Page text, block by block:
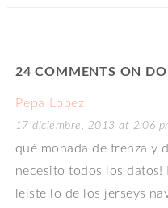
24 COMMENTS ON
Pepa Lopez
17 diciembre, 2013 at 2:06
qué monada de trenza y
necesito todos los
leíste lo de los jerseys